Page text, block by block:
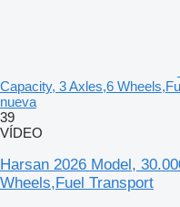
Capacity, 3 Axles,6
nueva
39
VÍDEO
Harsan 2026 Model,
Wheels,Fuel Transport